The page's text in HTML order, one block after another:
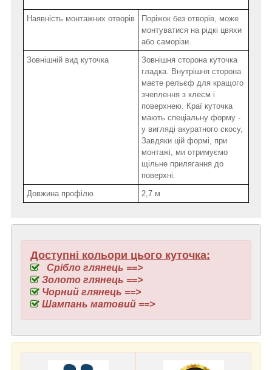
Наявність монтажних отворів
Поріжок без отворів, може
монтуватися на рідкі цвяхи
або саморізи.
Зовнішній вид куточка
Зовнішня сторона куточка
гладка. Внутрішня сторона
маєте рельєф для кращого
зчеплення з клеєм і
поверхнею. Краї куточка
мають спеціальну форму -
у вигляді акуратного скосу,
Завдяки цій формі, при
монтажі, ми отримуємо
щільне прилягання до
поверхні.
Довжина профілю
2,7 м
Доступні кольори цього куточка:
Срібло глянець ==>
Золото глянець ==>
Чорний глянець ==>
Шампань матовий ==>